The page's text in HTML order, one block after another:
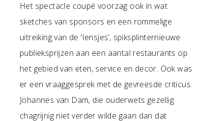
Het spectacle coupé voorzag ook in wat
sketches van sponsors en een rommelige
uitreiking van de ‘Iensjes’, spiksplinternieuwe
publieksprijzen aan een aantal restaurants op
het gebied van eten, service en decor. Ook was
er een vraaggesprek met de gevreesde criticus
Johannes van Dam, die ouderwets gezellig
chagrijnig niet verder wilde gaan dan dat